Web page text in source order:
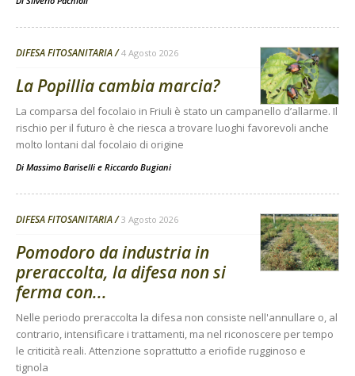
DIFESA FITOSANITARIA 4 Agosto 2026
La Popillia cambia marcia?
La comparsa del focolaio in Friuli è stato un campanello d’allarme. Il
rischio per il futuro è che riesca a trovare luoghi favorevoli anche
molto lontani dal focolaio di origine
Di Massimo Bariselli e Riccardo Bugiani
DIFESA FITOSANITARIA 3 Agosto 2026
Pomodoro da industria in
preraccolta, la difesa non si
ferma con...
Nelle periodo preraccolta la difesa non consiste nell'annullare o, al
contrario, intensificare i trattamenti, ma nel riconoscere per tempo
le criticità reali. Attenzione soprattutto a eriofide rugginoso e
tignola